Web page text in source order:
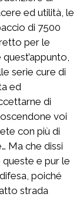
ed utilità, le
di 7500
per le
serie cure di
ed
di
voi
con più di
Ma che dissi
queste e pur le
poiché
strada